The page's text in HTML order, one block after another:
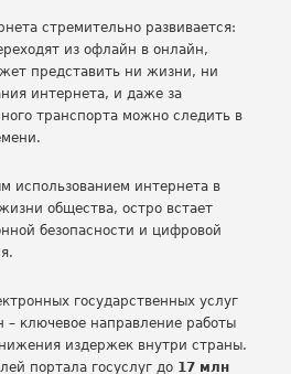
стремительно развивается:
из офлайн в онлайн,
представить ни жизни, ни
интернета, и даже за
транспорта можно следить в
использованием интернета в
общества, остро встает
безопасности и цифровой
государственных услуг
– ключевое направление работы
издержек внутри страны.
портала госуслуг до 17 млн